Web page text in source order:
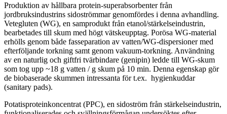
Produktion av hållbara protein-superabsorbenter från
jordbruksindustrins sidoströmmar genomfördes i denna avhandling.
Vetegluten (WG), en samprodukt från etanol/stärkelseindustrin,
bearbetades till skum med högt vätskeupptag. Porösa WG-material
erhölls genom både fasseparation av vatten/WG-dispersioner med
efterföljande torkning samt genom vakuum-torkning. Användning
av en naturlig och giftfri tvärbindare (genipin) ledde till WG-skum
som tog upp ~18 g vatten / g skum på 10 min. Denna egenskap gör
de biobaserade skummen intressanta för t.ex. hygienkuddar
(sanitary pads).
Potatisproteinkoncentrat (PPC), en sidoström från stärkelseindustrin,